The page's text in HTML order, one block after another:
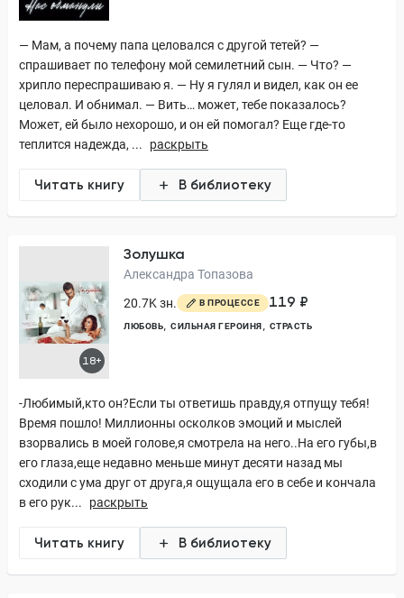
— Мам, а почему папа целовался с другой тетей? —
спрашивает по телефону мой семилетний сын. — Что? —
хрипло переспрашиваю я. — Ну я гулял и видел, как он ее
целовал. И обнимал. — Вить… может, тебе показалось?
Может, ей было нехорошо, и он ей помогал? Еще где-то
теплится надежда, ...
раскрыть
Читать книгу В библиотеку
18+
Золушка
Александра Топазова
20.7K зн.
В ПРОЦЕССЕ 119 ₽
ЛЮБОВЬ СИЛЬНАЯ ГЕРОИНЯ СТРАСТЬ
-Любимый,кто он?Если ты ответишь правду,я отпущу тебя!
Время пошло! Миллионны осколков эмоций и мыслей
взорвались в моей голове,я смотрела на него..На его губы,в
его глаза,еще недавно меньше минут десяти назад мы
сходили с ума друг от друга,я ощущала его в себе и кончала
в его рук...
раскрыть
Читать книгу В библиотеку